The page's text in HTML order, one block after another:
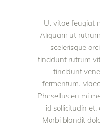
Ut vitae feugiat
Aliquam ut
scelerisque
tincidunt rutrum
tincidunt
fermentum.
Phasellus eu mi
id sollicitudin
Morbi blandit